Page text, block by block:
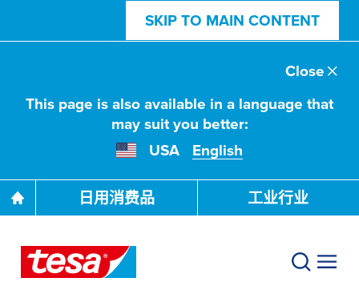
SKIP TO MAIN CONTENT
This page is also available in a language that
may suit you better:
USA
English
Close
日用消费品 工业行业